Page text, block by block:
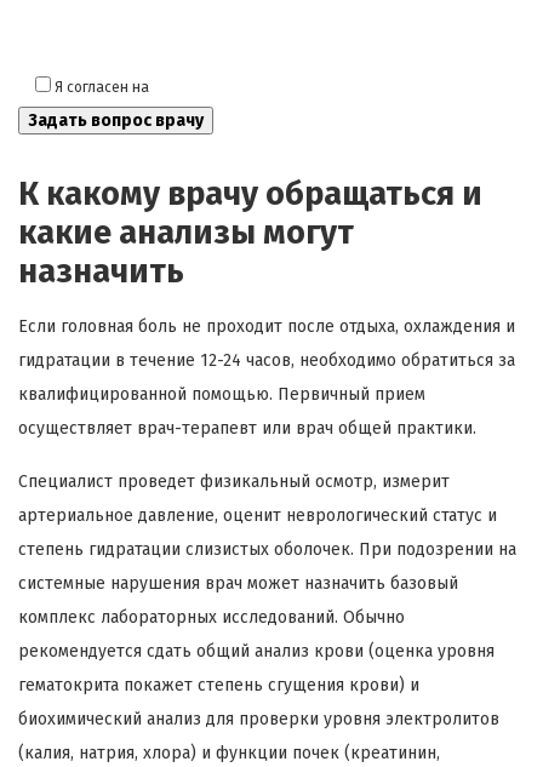
Я согласен на
К какому врачу обращаться и
какие анализы могут
назначить
Если головная боль не проходит после отдыха, охлаждения и
гидратации в течение 12-24 часов, необходимо обратиться за
квалифицированной помощью. Первичный прием
осуществляет врач-терапевт или врач общей практики.
Специалист проведет физикальный осмотр, измерит
артериальное давление, оценит неврологический статус и
степень гидратации слизистых оболочек. При подозрении на
системные нарушения врач может назначить базовый
комплекс лабораторных исследований. Обычно
рекомендуется сдать общий анализ крови (оценка уровня
гематокрита покажет степень сгущения крови) и
биохимический анализ для проверки уровня электролитов
(калия, натрия, хлора) и функции почек (креатинин,